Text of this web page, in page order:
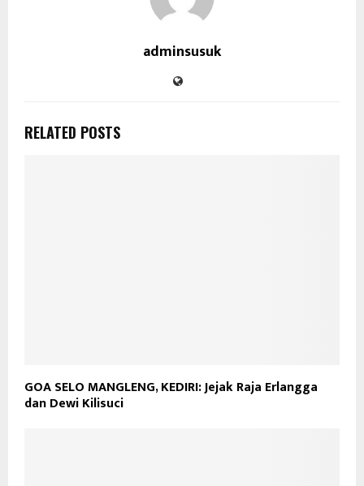
adminsusuk
RELATED POSTS
GOA SELO MANGLENG, KEDIRI: Jejak Raja Erlangga
dan Dewi Kilisuci